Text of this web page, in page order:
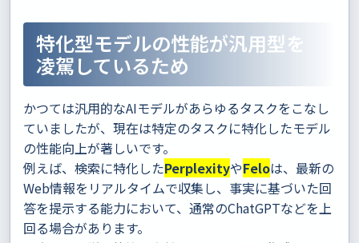
特化型モデルの性能が汎用型を
凌駕しているため
かつては汎用的なAIモデルがあらゆるタスクをこなし
ていましたが、現在は特定のタスクに特化したモデル
の性能向上が著しいです。
例えば、検索に特化したPerplexityやFeloは、最新の
Web情報をリアルタイムで収集し、事実に基づいた回
答を提示する能力において、通常のChatGPTなどを上
回る場合があります。